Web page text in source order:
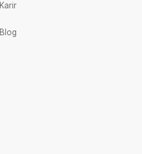
Karir
Blog